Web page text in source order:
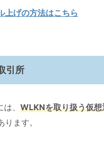
げの方法はこちら
引所
、 WLKNを取り扱う仮
ります。